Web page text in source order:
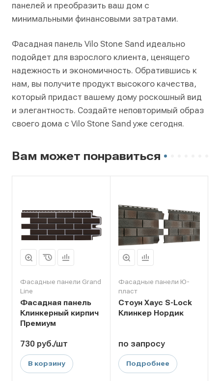
панелей и преобразить ваш дом с
минимальными финансовыми затратами.
Фасадная панель Vilo Stone Sand идеально
подойдет для взрослого клиента, ценящего
надежность и экономичность. Обратившись к
нам, вы получите продукт высокого качества,
который придаст вашему дому роскошный вид
и элегантность. Создайте неповторимый образ
своего дома с Vilo Stone Sand уже сегодня.
Вам может понравиться
Фасадные панели Grand
Line
Фасадная панель
Клинкерный кирпич
Премиум
730 руб./шт
В корзину
Фасадные панели Ю-
пласт
Стоун Хаус S-Lock
Клинкер Нордик
по запросу
Подробнее